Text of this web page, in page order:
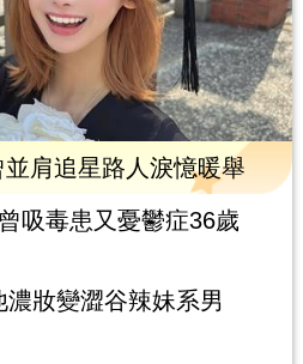
肩追星路人淚憶暖舉
吸毒患又憂鬱症36歲
妝變澀谷辣妹系男